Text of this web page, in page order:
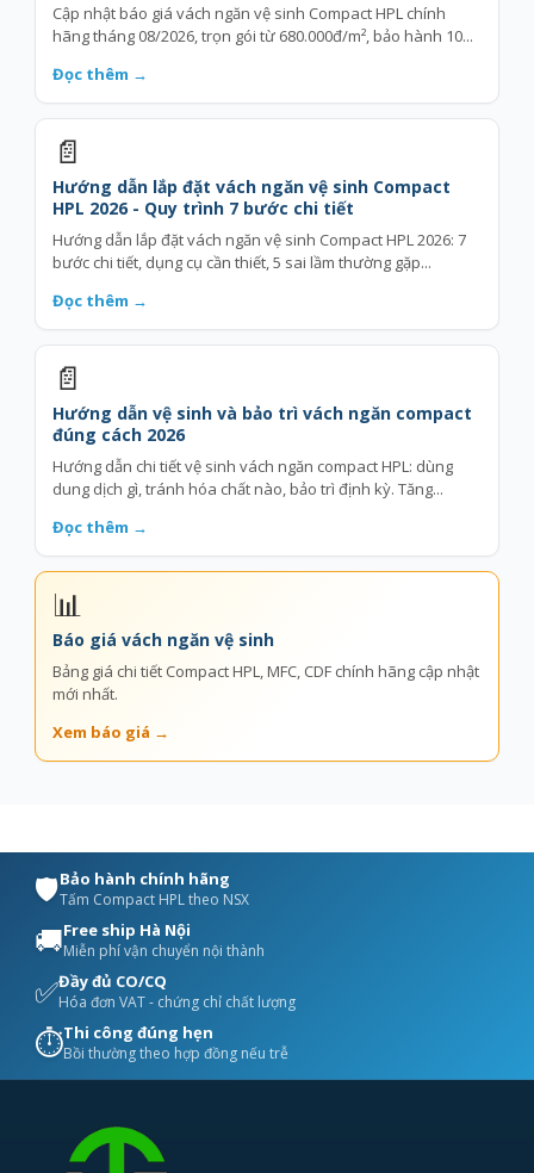
Cập nhật báo giá vách ngăn vệ sinh Compact HPL chính
hãng tháng 08/2026, trọn gói từ 680.000đ/m², bảo hành 10...
Đọc thêm →
📄
Hướng dẫn lắp đặt vách ngăn vệ sinh Compact
HPL 2026 - Quy trình 7 bước chi tiết
Hướng dẫn lắp đặt vách ngăn vệ sinh Compact HPL 2026: 7
bước chi tiết, dụng cụ cần thiết, 5 sai lầm thường gặp...
Đọc thêm →
📄
Hướng dẫn vệ sinh và bảo trì vách ngăn compact
đúng cách 2026
Hướng dẫn chi tiết vệ sinh vách ngăn compact HPL: dùng
dung dịch gì, tránh hóa chất nào, bảo trì định kỳ. Tăng...
Đọc thêm →
📊
Báo giá vách ngăn vệ sinh
Bảng giá chi tiết Compact HPL, MFC, CDF chính hãng cập nhật
mới nhất.
Xem báo giá →
🛡️Bảo hành chính hãng
Tấm Compact HPL theo NSX
🚚Free ship Hà Nội
Miễn phí vận chuyển nội thành
✅Đầy đủ CO/CQ
Hóa đơn VAT - chứng chỉ chất lượng
⏱️Thi công đúng hẹn
Bồi thường theo hợp đồng nếu trễ